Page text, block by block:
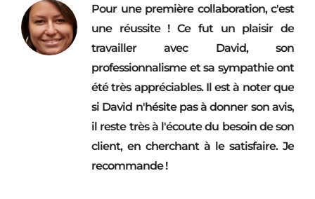
Pour une première collaboration, c'est
une réussite ! Ce fut un plaisir de
travailler avec David, son
professionnalisme et sa sympathie ont
été très appréciables. Il est à noter que
si David n'hésite pas à donner son avis,
il reste très à l'écoute du besoin de son
client, en cherchant à le satisfaire. Je
recommande !